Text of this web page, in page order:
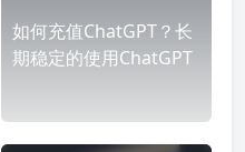
如何充值ChatGPT？长
期稳定的使用ChatGPT